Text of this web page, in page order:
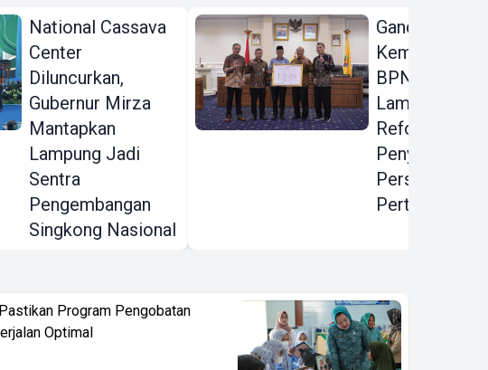
National Cassava
Center
Diluncurkan,
Gubernur Mirza
Mantapkan
Lampung Jadi
Sentra
Pengembangan
Singkong Nasional
Gandeng KPK
Kementerian
BPN, Pemprov
Lampung
Reformasi
Penyelesaian
Persoalan
Pertanahan
Program Pengobatan
Optimal